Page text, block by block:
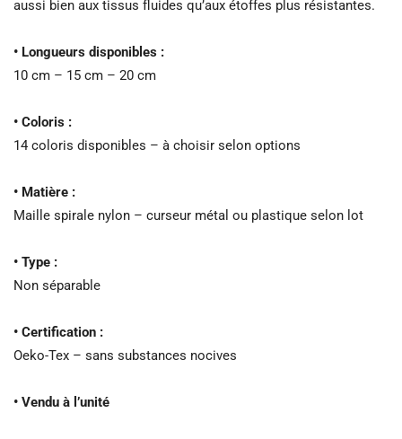
aussi bien aux tissus fluides qu’aux étoffes plus résistantes.
• Longueurs disponibles :
10 cm – 15 cm – 20 cm
• Coloris :
14 coloris disponibles – à choisir selon options
• Matière :
Maille spirale nylon – curseur métal ou plastique selon lot
• Type :
Non séparable
• Certification :
Oeko-Tex – sans substances nocives
• Vendu à l’unité